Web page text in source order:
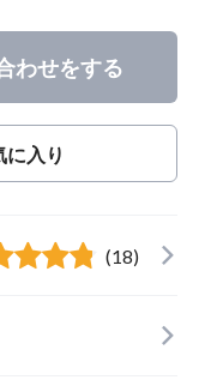
わせをする
入り
(18)